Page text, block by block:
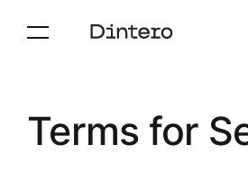
Terms for